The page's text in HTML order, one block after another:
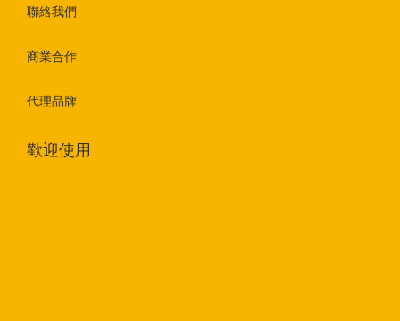
聯絡我們
商業合作
代理品牌
歡迎使用